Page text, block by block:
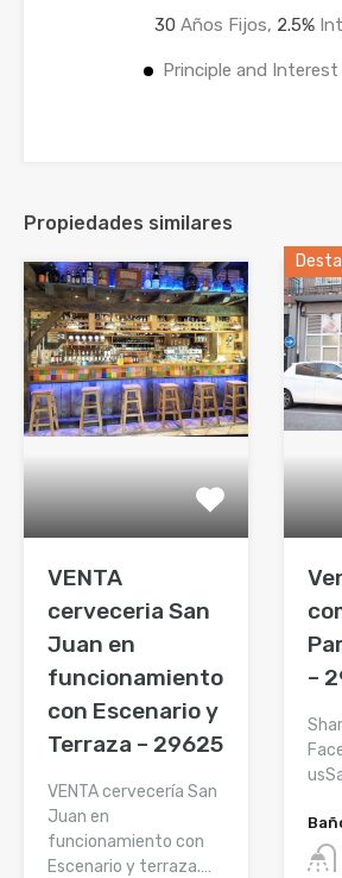
30 Años Fijos, 2.5%
Principle and Interest
Propiedades similares
VENTA
cerveceria San
Juan en
funcionamiento
con Escenario y
Terraza – 29625
VENTA cervecería San
Juan en
funcionamiento con
Escenario y terraza.…
–